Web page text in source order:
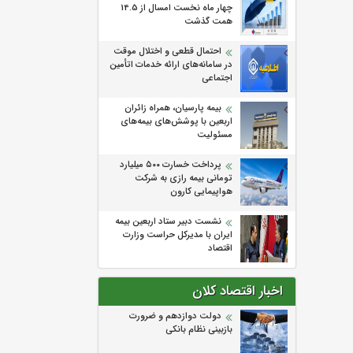
چهار ماه نخست امسال از 14.5
همت گذشت
احتمال قطعی و اختلال موقت
در سامانه‌های ارائه خدمات اتأمین
اجتماعی
بیمه پارسیان، همراه زائران
اربعین با پوشش‌های بیمه‌های
مسئولیت
پرداخت خسارت ۵۰۰ میلیارد
تومانی بیمه رازی به شرکت
هواپیمایی کارون
نشست دبیر ستاد اربعین بیمه
ایران با مدیرکل حراست وزارت
اقتصاد
اخبار اقتصاد کلان
دولت دوازدهم و ضرورت
بازبینی نظام بانکی